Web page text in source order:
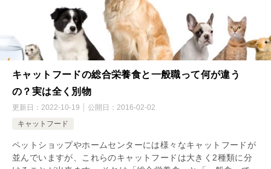
キャットフードの総合栄養食と一般職って何が違う
の？実は全く別物
更新日： 2022-10-19 公開日： 2016-02-02
キャットフード
ペットショップやホームセンターには様々なキャットフードが
並んでいますが、これらのキャットフードは大きく2種類に分